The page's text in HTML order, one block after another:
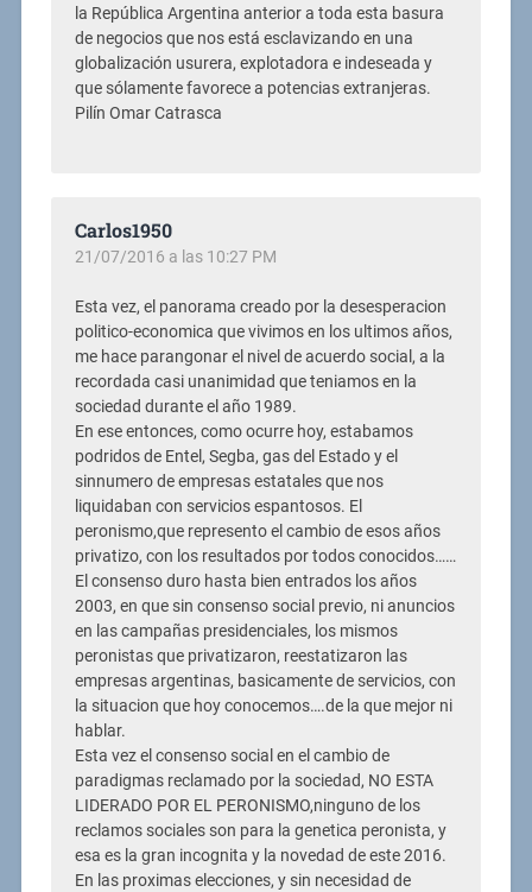
la República Argentina anterior a toda esta basura
de negocios que nos está esclavizando en una
globalización usurera, explotadora e indeseada y
que sólamente favorece a potencias extranjeras.
Pilín Omar Catrasca
Carlos1950
21/07/2016 a las 10:27 PM
Esta vez, el panorama creado por la desesperacion
politico-economica que vivimos en los ultimos años,
me hace parangonar el nivel de acuerdo social, a la
recordada casi unanimidad que teniamos en la
sociedad durante el año 1989.
En ese entonces, como ocurre hoy, estabamos
podridos de Entel, Segba, gas del Estado y el
sinnumero de empresas estatales que nos
liquidaban con servicios espantosos. El
peronismo,que represento el cambio de esos años
privatizo, con los resultados por todos conocidos……
El consenso duro hasta bien entrados los años
2003, en que sin consenso social previo, ni anuncios
en las campañas presidenciales, los mismos
peronistas que privatizaron, reestatizaron las
empresas argentinas, basicamente de servicios, con
la situacion que hoy conocemos….de la que mejor ni
hablar.
Esta vez el consenso social en el cambio de
paradigmas reclamado por la sociedad, NO ESTA
LIDERADO POR EL PERONISMO,ninguno de los
reclamos sociales son para la genetica peronista, y
esa es la gran incognita y la novedad de este 2016.
En las proximas elecciones, y sin necesidad de